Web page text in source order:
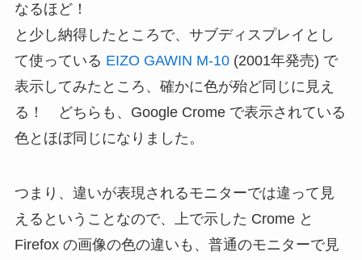
なるほど！
と少し納得したところで、サブディスプレイとし
て使っている EIZO GAWIN M-10(2001年発売) で
表示してみたところ、確かに色が殆ど同じに見え
る！ どちらも、Google Crome で表示されている
色とほぼ同じになりました。
つまり、違いが表現されるモニターでは違って見
えるということなので、上で示した Crome と
Firefox の画像の色の違いも、普通のモニターで見